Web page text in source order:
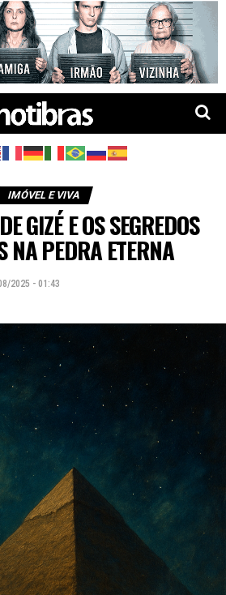
IMÓVEL E VIVA
GIZÉ E OS SEGREDOS
NA PEDRA ETERNA
2025 - 01:43